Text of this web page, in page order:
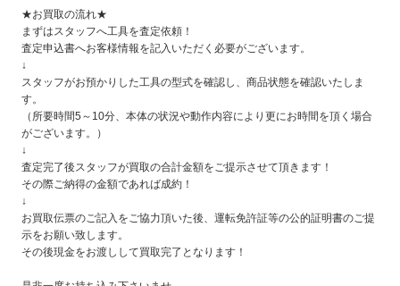
★お買取の流れ★
まずはスタッフへ工具を査定依頼！
査定申込書へお客様情報を記入いただく必要がございます。
↓
スタッフがお預かりした工具の型式を確認し、商品状態を確認いたしま
す。
（所要時間5～10分、本体の状況や動作内容により更にお時間を頂く場合
がございます。）
↓
査定完了後スタッフが買取の合計金額をご提示させて頂きます！
その際ご納得の金額であれば成約！
↓
お買取伝票のご記入をご協力頂いた後、運転免許証等の公的証明書のご提
示をお願い致します。
その後現金をお渡しして買取完了となります！